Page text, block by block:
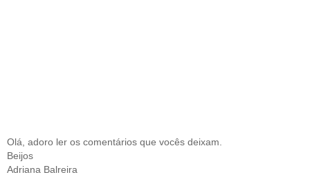
Olá, adoro ler os comentários que vocês deixam.
Beijos
Adriana Balreira